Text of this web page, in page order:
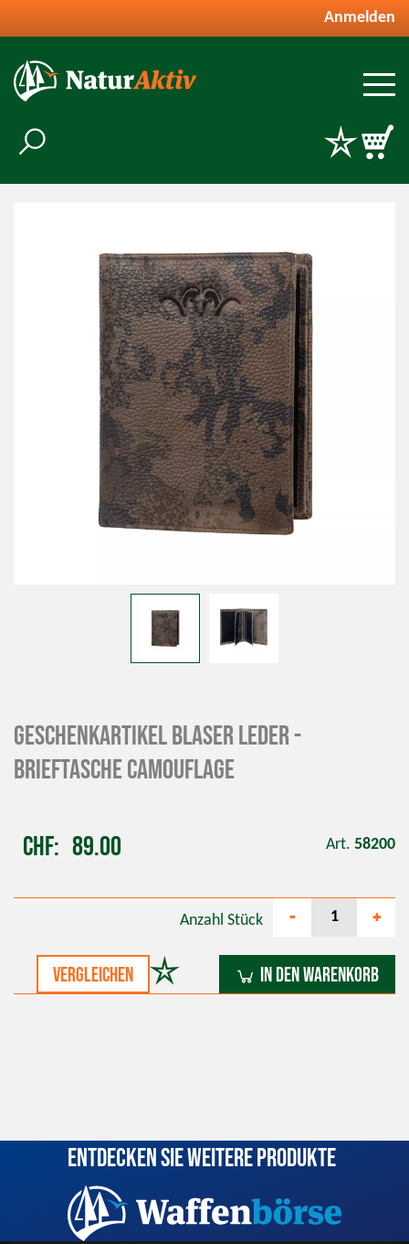
Anmelden
Geschenkartikel Blaser Leder -
Brieftasche Camouflage
CHF 89.00 Art. 58200
vergleichen
Anzahl Stück - +
In den Warenkorb
Entdecken Sie weitere Produkte